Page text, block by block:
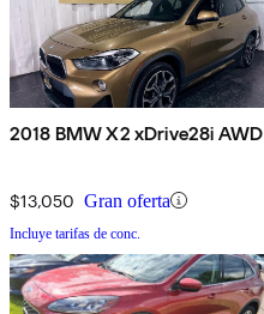
2018 BMW X2 xDrive28i AWD
$13,050 Gran oferta
Incluye tarifas de conc.